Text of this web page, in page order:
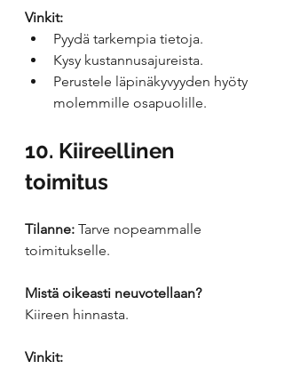
Vinkit:
Pyydä tarkempia tietoja.
Kysy kustannusajureista.
Perustele läpinäkyvyyden hyöty
molemmille osapuolille.
10. Kiireellinen
toimitus
Tilanne: Tarve nopeammalle
toimitukselle.
Mistä oikeasti neuvotellaan?
Kiireen hinnasta.
Vinkit: